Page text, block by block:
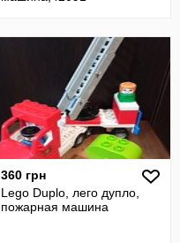
360 грн
Lego Duplo, лего дупло,
пожарная машина